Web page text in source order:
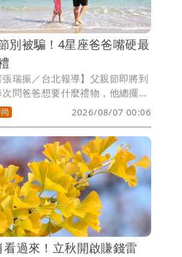
別被騙！4星座爸爸嘴硬最
張瑞振／台北報導】父親節即將到
問爸爸想要什麼禮物，他總擺著
別破費，但要是真的兩手空空回
天絕對會發現他臉臭得像苦瓜，
爸表面裝作毫不在乎，心底卻超級
子準備的驚喜，小孟塔羅雲蔚老師
4個星座爸爸，嘴硬程度無人能
戲更是多到可以拿奧斯卡獎，今
再被他們假裝大氣的台詞騙啦。
2026/08/07 00:06
看過來！立秋開啟賺錢雷